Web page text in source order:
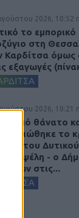
2026, 10:52
το εμπορικό
στη
Καρδίτσα όμως
εξαγωγές
2026, 10:21
από θάνατο
το
ιού του
Κυψέλη - ο
στις...